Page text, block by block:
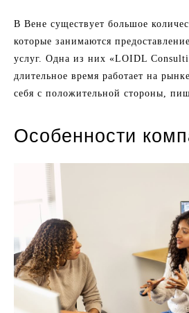
В Вене существует большое
которые занимаются
услуг. Одна из них «LOIDL
длительное время работает на
себя с положительной стороны,
Особенности